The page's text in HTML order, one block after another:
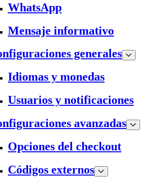
WhatsApp
Mensaje informativo
generales
Idiomas y monedas
Usuarios y notificaciones
avanzadas
Opciones del checkout
Códigos externos